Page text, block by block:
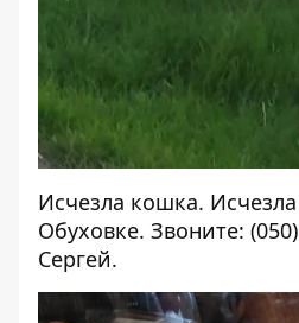
Исчезла кошка.
Обуховке. Звоните:
Сергей.